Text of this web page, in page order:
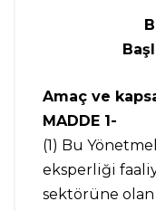
Amaç ve
MADDE 1-
(1) Bu
eksperliği
sektörüne olan